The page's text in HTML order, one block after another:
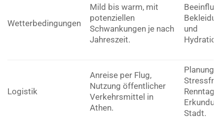
Wetterbedingungen
Mild bis warm, mit
potenziellen
Schwankungen je nach
Jahreszeit.
und
Logistik
Anreise per Flug,
Nutzung öffentlicher
Verkehrsmittel in
Athen.
Planung
Renntag
Stadt.